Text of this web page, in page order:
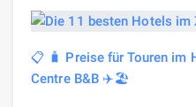
📋 🧳 Preise für Touren im
Centre B&B ✈️🏖️